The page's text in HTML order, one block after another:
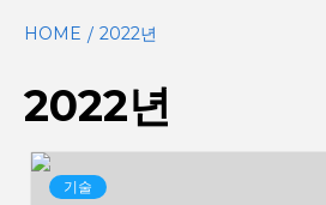
HOME 2022년
2022년
기술